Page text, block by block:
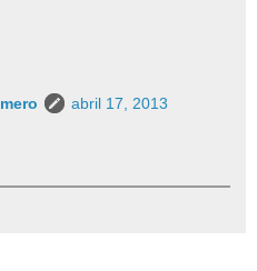
abril 17, 2013